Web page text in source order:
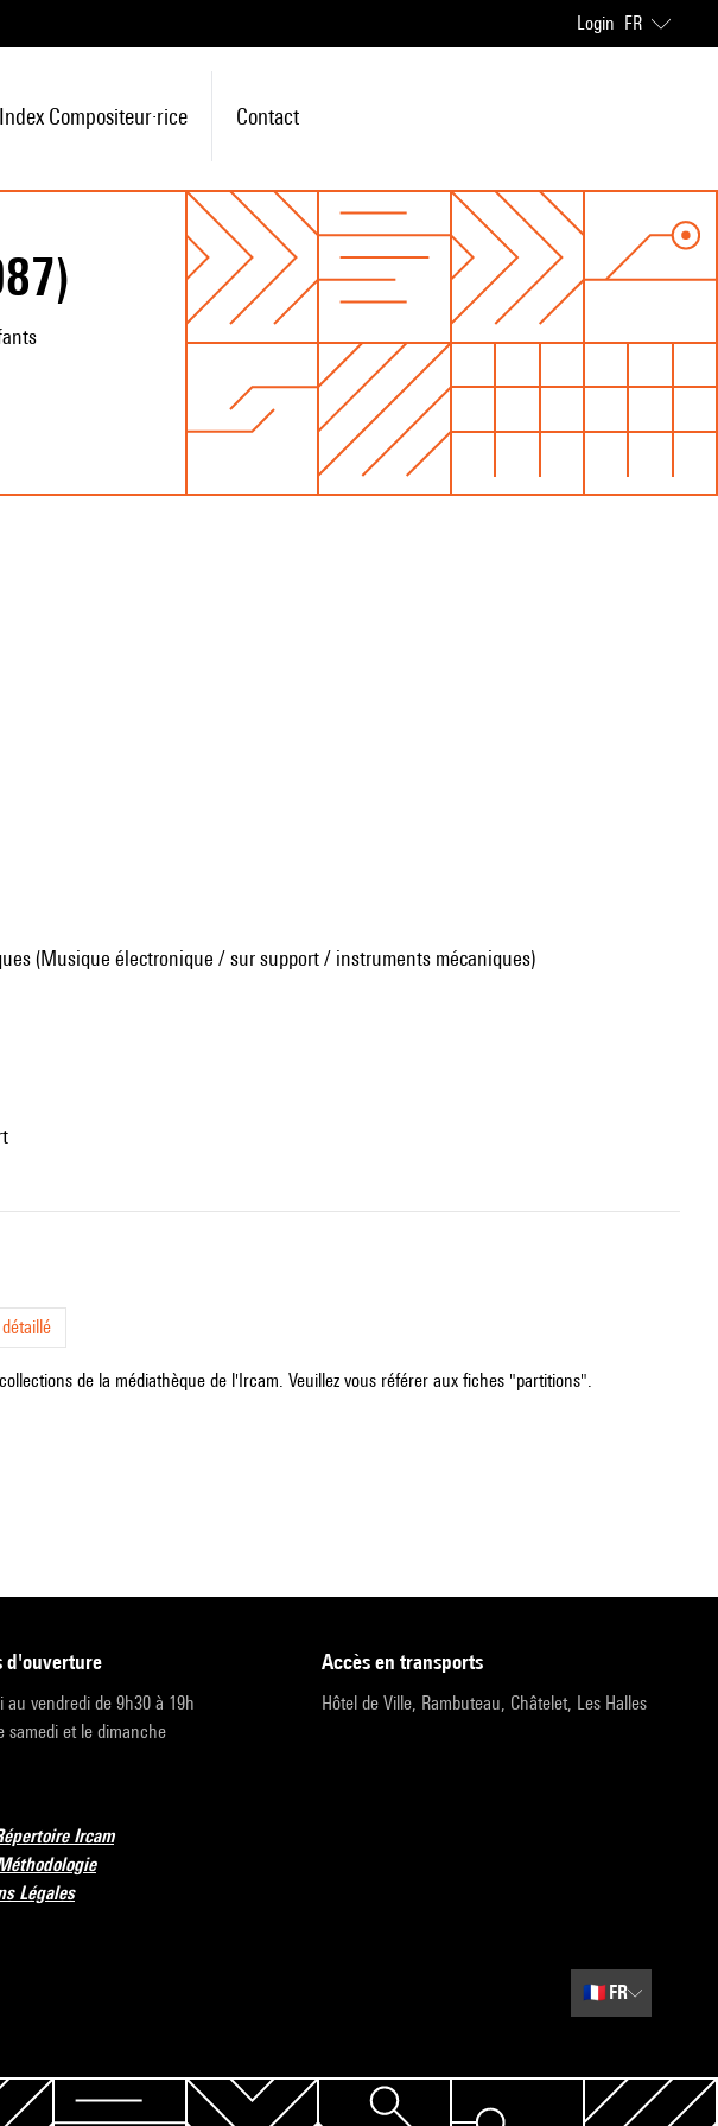
Login FR
Index Compositeur·rice Contact
(Musique électronique / sur support / instruments mécaniques)
de la médiathèque de l'Ircam. Veuillez vous référer aux fiches "partitions".
d'ouverture
au vendredi de 9h30 à 19h
samedi et le dimanche
accès en transports
Hôtel de Ville, Rambuteau, Châtelet, Les Halles
Ircam
Légales
🇫🇷 FR